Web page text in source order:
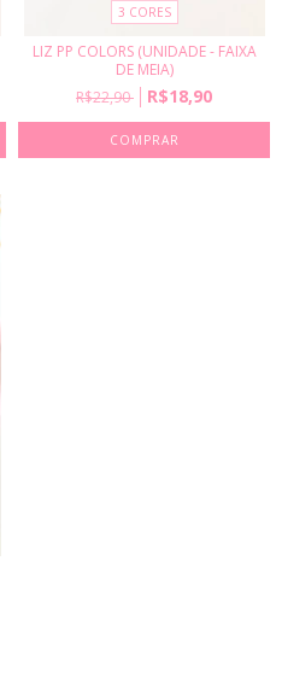
3 CORES
LIZ PP COLORS (UNIDADE - FAIXA
DE MEIA)
R$22,90
R$18,90
COMPRAR